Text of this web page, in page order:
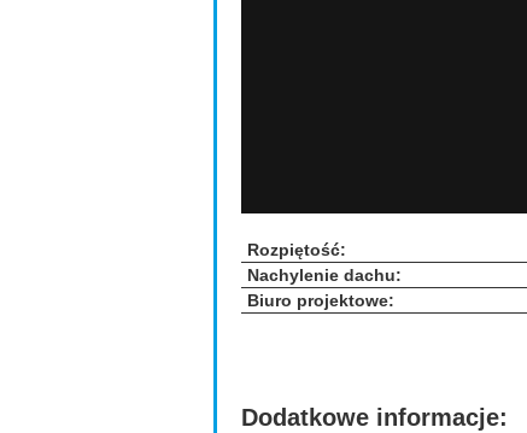
Rozpiętość:
Nachylenie dachu:
Biuro projektowe:
Dodatkowe informacje: